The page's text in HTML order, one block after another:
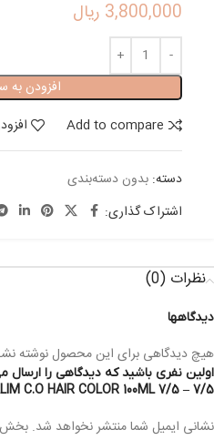
3,800,000 ریال
افزودن به
Add to compare
دسته: بدون دسته‌بندی
اشتراک گذاری:
نظرات (0)
دیدگاهها
هیچ دیدگاهی برای این محصول نوشته
اولین نفری باشید که دیدگاهی را ارسال
7/5 – ESKALIM C.O HAIR COLOR 100ML 7/5”
نشانی ایمیل شما منتشر نخواهد شد.